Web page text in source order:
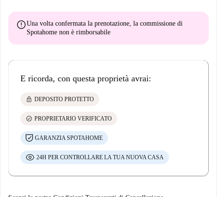
errorUna volta confermata la prenotazione, la commissione di
Spotahome non è rimborsabile
E ricorda, con questa proprietà avrai:
lock DEPOSITO PROTETTO
check_circle PROPRIETARIO VERIFICATO
GARANZIA SPOTAHOME
24H PER CONTROLLARE LA TUA NUOVA CASA